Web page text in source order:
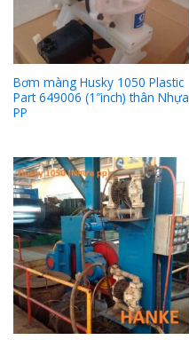
Bơm màng Husky 1050 Plastic
Part 649006 (1″inch) thân Nhựa
PP